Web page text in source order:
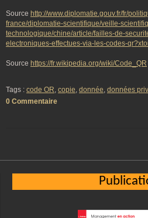
Source http://www.diplomatie.gouv.fr/fr/
france/diplomatie-scientifique/veille-
technologique/chine/article/failles-de-
electroniques-effectues-via-les-codes-
Source https://fr.wikipedia.org/wiki/Code_QR
Tags : code OR, copie, donnée, données
0 Commentaire